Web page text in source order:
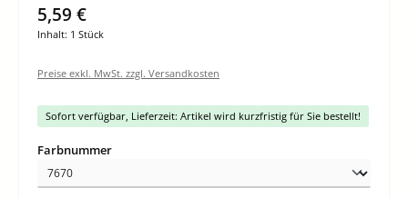
5,59 €
Inhalt: 1 Stück
Preise exkl. MwSt. zzgl. Versandkosten
Sofort verfügbar, Lieferzeit: Artikel wird kurzfristig für Sie bestellt!
Farbnummerauswählen